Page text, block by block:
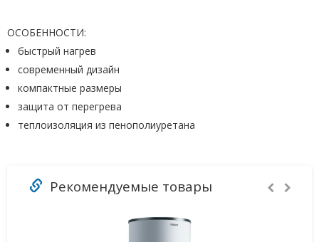
ОСОБЕННОСТИ:
быстрый нагрев
современный дизайн
компактные размеры
защита от перегрева
теплоизоляция из пенополиуретана
Рекомендуемые товары